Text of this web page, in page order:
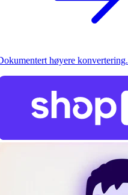
høyere konvertering.